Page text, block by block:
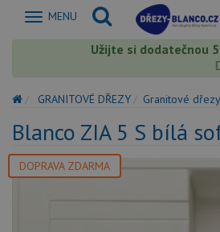
Zobrazit
MENU
Užijte si dodatečnou
GRANITOVÉ DŘEZY Granitové
Blanco ZIA 5 S bílá
DOPRAVA ZDARMA